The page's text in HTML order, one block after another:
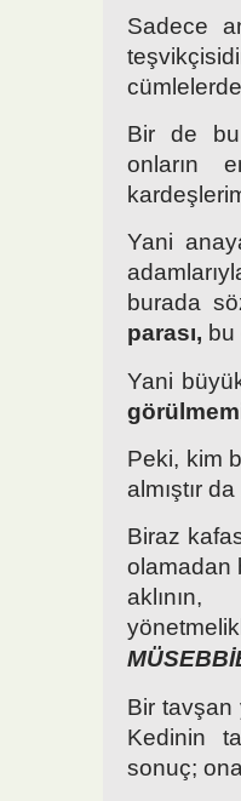
Sadece
Bir de
onların
Yani
burada
parası, bu
Yani
Peki, kim
almıştır
Biraz
olamadan
Bir tavşan
Kedinin
sonuç;